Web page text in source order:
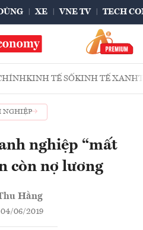
XE VNE TV TECH
KINH TẾ SỐKINH TẾ XANH
NGHIỆP
nghiệp “mất
còn nợ lương
Hằng
04/06/2019